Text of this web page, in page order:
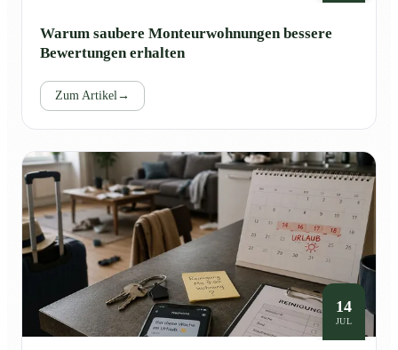
Warum saubere Monteurwohnungen bessere
Bewertungen erhalten
Zum Artikel→
14
JUL